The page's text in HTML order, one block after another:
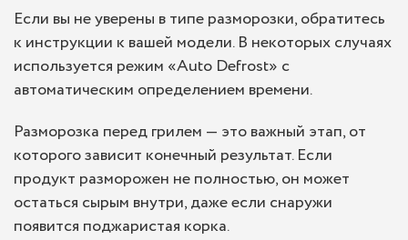
Если вы не уверены в типе разморозки, обратитесь
к инструкции к вашей модели. В некоторых случаях
используется режим «Auto Defrost» с
автоматическим определением времени.
Разморозка перед грилем — это важный этап, от
которого зависит конечный результат. Если
продукт разморожен не полностью, он может
остаться сырым внутри, даже если снаружи
появится поджаристая корка.